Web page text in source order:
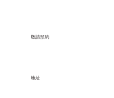
敬請預約
地址